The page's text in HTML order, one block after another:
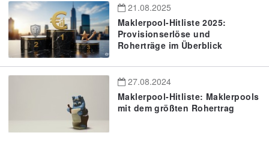
21.08.2025
Maklerpool-Hitliste 2025:
Provisionserlöse und
Roherträge im Überblick
27.08.2024
Maklerpool-Hitliste: Maklerpools
mit dem größten Rohertrag